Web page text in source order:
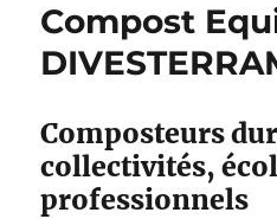
Compost
Composteurs
collectivités,
professionnels